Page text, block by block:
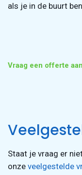
als je in de buurt
Vraag een offerte aan
Staat je vraag er
onze veelgestelde